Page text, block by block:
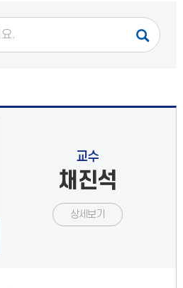
교수
채진석
상세보기